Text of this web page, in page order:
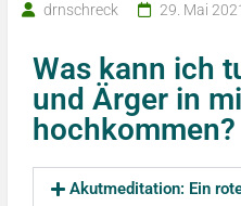
drnschreck 29. Mai
Was kann ich
und Ärger in
hochkommen?
Akutmeditation: Ein